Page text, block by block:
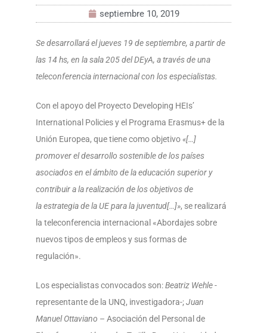
septiembre 10, 2019
Se desarrollará el jueves 19 de septiembre, a partir de
las 14 hs, en la sala 205 del DEyA, a través de una
teleconferencia internacional con los especialistas.
Con el apoyo del Proyecto Developing HEIs’
International Policies y el Programa Erasmus+ de la
Unión Europea, que tiene como objetivo«[…]
promover el desarrollo sostenible de los países
asociados en el ámbito de la educación superior y
contribuir a la realización de los objetivos de
la estrategia de la UE para la juventud[…]», se realizará
la teleconferencia internacional «Abordajes sobre
nuevos tipos de empleos y sus formas de
regulación».
Los especialistas convocados son:Beatriz Wehle-
representante de la UNQ, investigadora-;Juan
Manuel Ottaviano – Asociación del Personal de